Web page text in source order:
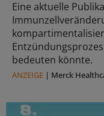
Eine aktuelle
bedeuten könnte.
ANZEIGE | Merck